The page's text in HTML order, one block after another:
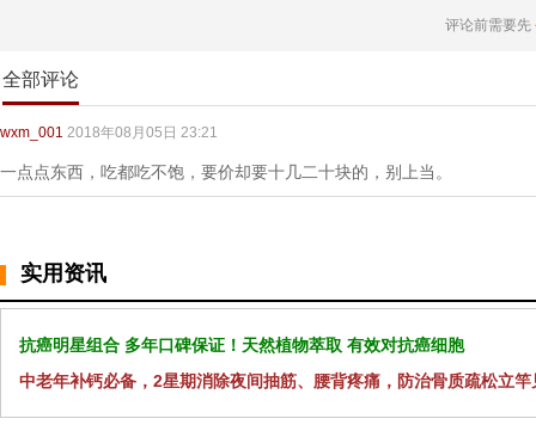
评论前需要先
全部评论
wxm_001 2018年08月05日 23:21
一点点东西，吃都吃不饱，要价却要十几二十块的，别上当。
实用资讯
抗癌明星组合 多年口碑保证！天然植物萃取 有效对抗癌细胞
中老年补钙必备，2星期消除夜间抽筋、腰背疼痛，防治骨质疏松立竿